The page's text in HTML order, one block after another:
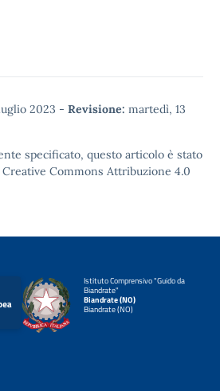
2023 - Revisione: martedì, 13
specificato, questo articolo è stato
Creative Commons Attribuzione 4.0
Istituto Comprensivo "Guido da
Biandrate"
Biandrate (NO)
Biandrate (NO)